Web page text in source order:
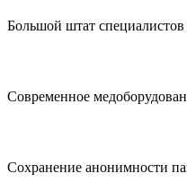
Большой штат специалистов
Современное
Сохранение анонимности